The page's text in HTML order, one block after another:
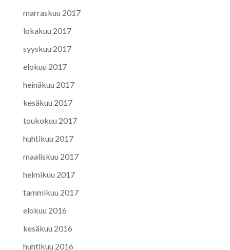
marraskuu 2017
lokakuu 2017
syyskuu 2017
elokuu 2017
heinäkuu 2017
kesäkuu 2017
toukokuu 2017
huhtikuu 2017
maaliskuu 2017
helmikuu 2017
tammikuu 2017
elokuu 2016
kesäkuu 2016
huhtikuu 2016